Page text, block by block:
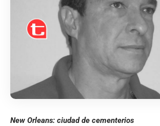
New Orleans: ciudad de cementerios